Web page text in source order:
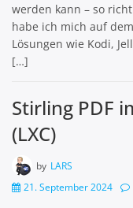
werden kann – so
habe ich mich auf
Lösungen wie Kodi,
[…]
Stirling PDF
(LXC)
by LARS
21. September 2024